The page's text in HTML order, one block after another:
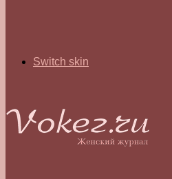
Switch skin